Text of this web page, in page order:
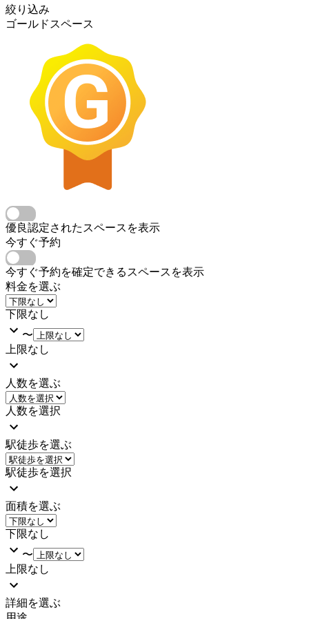
絞り込み
ゴールドスペース
優良認定されたスペースを表示
今すぐ予約
今すぐ予約を確定できるスペースを表示
料金を選ぶ
下限なし
〜
上限なし
人数を選ぶ
人数を選択
駅徒歩を選ぶ
駅徒歩を選択
面積を選ぶ
下限なし
〜
上限なし
詳細を選ぶ